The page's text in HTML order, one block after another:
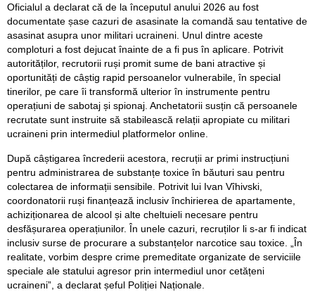
Oficialul a declarat că de la începutul anului 2026 au fost
documentate șase cazuri de asasinate la comandă sau tentative de
asasinat asupra unor militari ucraineni. Unul dintre aceste
comploturi a fost dejucat înainte de a fi pus în aplicare. Potrivit
autorităților, recrutorii ruși promit sume de bani atractive și
oportunități de câștig rapid persoanelor vulnerabile, în special
tinerilor, pe care îi transformă ulterior în instrumente pentru
operațiuni de sabotaj și spionaj. Anchetatorii susțin că persoanele
recrutate sunt instruite să stabilească relații apropiate cu militari
ucraineni prin intermediul platformelor online.
După câștigarea încrederii acestora, recruții ar primi instrucțiuni
pentru administrarea de substanțe toxice în băuturi sau pentru
colectarea de informații sensibile. Potrivit lui Ivan Vîhivski,
coordonatorii ruși finanțează inclusiv închirierea de apartamente,
achiziționarea de alcool și alte cheltuieli necesare pentru
desfășurarea operațiunilor. În unele cazuri, recruților li s-ar fi indicat
inclusiv surse de procurare a substanțelor narcotice sau toxice. „În
realitate, vorbim despre crime premeditate organizate de serviciile
speciale ale statului agresor prin intermediul unor cetățeni
ucraineni”, a declarat șeful Poliției Naționale.